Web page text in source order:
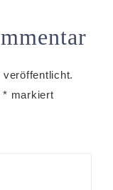
* markiert